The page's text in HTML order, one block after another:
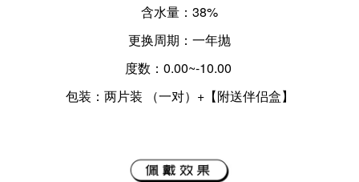
含水量：38%
更换周期：一年抛
度数：0.00~-10.00
包装：两片装 （一对）+【附送伴侣盒】